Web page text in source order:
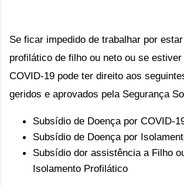
Se ficar impedido de trabalhar por
profilático de filho ou neto ou se estiver
COVID-19 pode ter direito aos
geridos e aprovados pela Segurança
Subsídio de Doença por COVID-
Subsídio de Doença por
Subsídio dor assistência a Filho
Isolamento Profilático